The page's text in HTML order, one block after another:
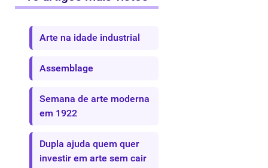
Arte na idade industrial
Assemblage
Semana de arte moderna
em 1922
Dupla ajuda quem quer
investir em arte sem cair